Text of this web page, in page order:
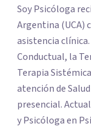
Soy Psicóloga
Argentina (UCA)
asistencia
Conductual, la
Terapia
atención de
presencial. Actualmente me desempeño como Directora
y Psicóloga en